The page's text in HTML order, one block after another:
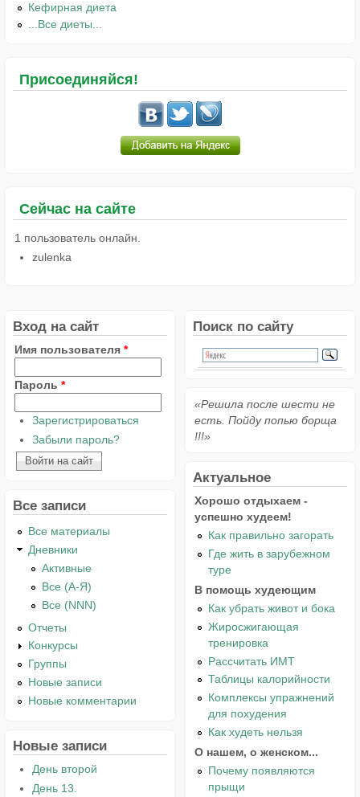
Кефирная диета
...Все диеты...
Присоединяйся!
Сейчас на сайте
1 пользователь онлайн.
zulenka
Вход на сайт
Имя пользователя *
Пароль *
Зарегистрироваться
Забыли пароль?
Все записи
Все материалы
Дневники
Активные
Все (А-Я)
Все (NNN)
Отчеты
Конкурсы
Группы
Новые записи
Новые комментарии
Новые записи
День второй
День 13.
Поиск по сайту
«Решила после шести не
есть. Пойду попью борща
!!!»
Актуальное
Хорошо отдыхаем -
успешно худеем!
Как правильно загорать
Где жить в зарубежном
туре
В помощь худеющим
Как убрать живот и бока
Жиросжигающая
тренировка
Рассчитать ИМТ
Таблицы калорийности
Комплексы упражнений
для похудения
Как худеть нельзя
О нашем, о женском...
Почему появляются
прыщи